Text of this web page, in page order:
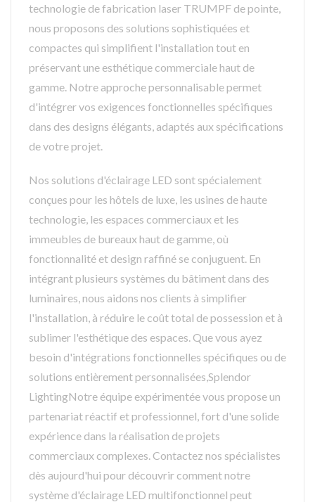
technologie de fabrication laser TRUMPF de pointe,
nous proposons des solutions sophistiquées et
compactes qui simplifient l'installation tout en
préservant une esthétique commerciale haut de
gamme. Notre approche personnalisable permet
d'intégrer vos exigences fonctionnelles spécifiques
dans des designs élégants, adaptés aux spécifications
de votre projet.
Nos solutions d'éclairage LED sont spécialement
conçues pour les hôtels de luxe, les usines de haute
technologie, les espaces commerciaux et les
immeubles de bureaux haut de gamme, où
fonctionnalité et design raffiné se conjuguent. En
intégrant plusieurs systèmes du bâtiment dans des
luminaires, nous aidons nos clients à simplifier
l'installation, à réduire le coût total de possession et à
sublimer l'esthétique des espaces. Que vous ayez
besoin d'intégrations fonctionnelles spécifiques ou de
solutions entièrement personnalisées,Splendor
LightingNotre équipe expérimentée vous propose un
partenariat réactif et professionnel, fort d'une solide
expérience dans la réalisation de projets
commerciaux complexes. Contactez nos spécialistes
dès aujourd'hui pour découvrir comment notre
système d'éclairage LED multifonctionnel peut